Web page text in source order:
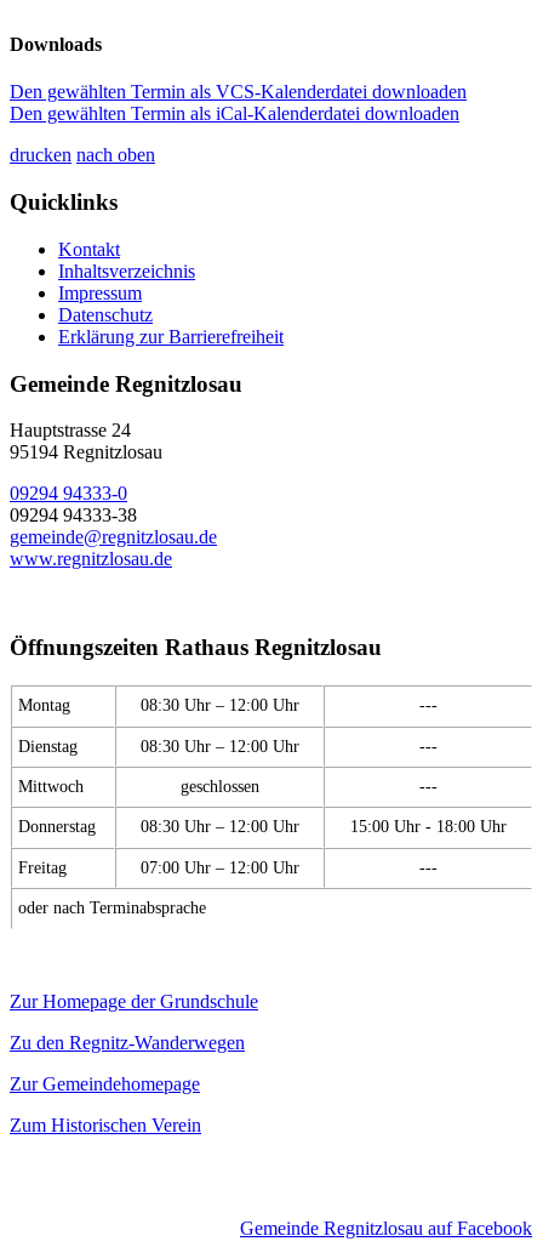
Downloads
Den gewählten Termin als VCS-Kalenderdatei downloaden
Den gewählten Termin als iCal-Kalenderdatei downloaden
drucken nach oben
Quicklinks
Kontakt
Inhaltsverzeichnis
Impressum
Datenschutz
Erklärung zur Barrierefreiheit
Gemeinde Regnitzlosau
Hauptstrasse 24
95194 Regnitzlosau
09294 94333-0
09294 94333-38
gemeinde@regnitzlosau.de
www.regnitzlosau.de
Öffnungszeiten Rathaus Regnitzlosau
Montag 08:30 Uhr – 12:00 Uhr ---
Dienstag 08:30 Uhr – 12:00 Uhr ---
Mittwoch geschlossen ---
Donnerstag 08:30 Uhr – 12:00 Uhr 15:00 Uhr - 18:00 Uhr
Freitag 07:00 Uhr – 12:00 Uhr ---
oder nach Terminabsprache
Zur Homepage der Grundschule
Zu den Regnitz-Wanderwegen
Zur Gemeindehomepage
Zum Historischen Verein
Gemeinde Regnitzlosau auf Facebook